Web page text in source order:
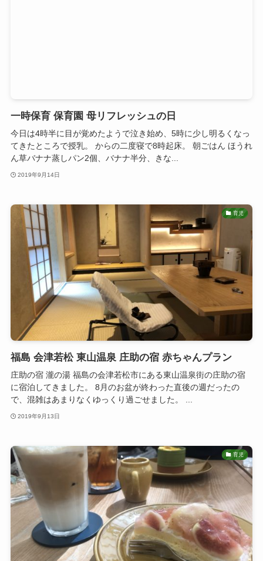
一時保育 保育園 母リフレッシュの日
今日は4時半に目が覚めたようで泣き始め、5時に少し明るくなっ
てきたところで授乳。 からの二度寝で8時起床。 朝ごはん ほうれ
ん草バナナ蒸しパン2個、バナナ半分、きな...
2019年9月14日
育児
福島 会津若松 東山温泉 庄助の宿 赤ちゃんプラン
庄助の宿 瀧の湯 福島の会津若松市にある東山温泉街の庄助の宿
に宿泊してきました。 8月のお盆が終わった直後の週だったの
で、混雑はあまりなくゆっくり過ごせました。 ...
2019年9月13日
育児